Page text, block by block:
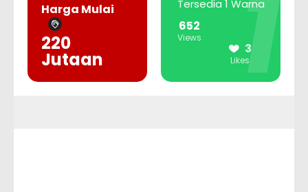
Harga Mulai
220
Jutaan
Tersedia 1 Warna
652
Views
3
Likes1